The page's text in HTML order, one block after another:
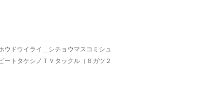
ウドウイライ＿シチョウマスコミシュ
ートタケシノＴＶタックル（６ガツ２